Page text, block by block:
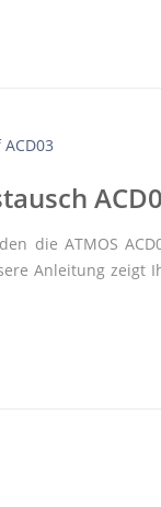
die ATMOS
Anleitung